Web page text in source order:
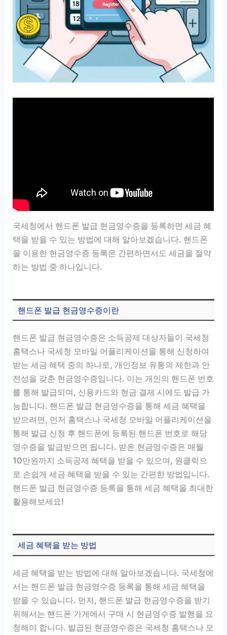
국세청에서 핸드폰 발급 현금영수증을 등록하면 세금 혜
택을 받을 수 있는 방법에 대해 알아보겠습니다. 핸드폰
을 이용한 현금영수증 등록은 간편하면서도 세금을 절약
하는 방법 중 하나입니다.
핸드폰 발급 현금영수증이란
핸드폰 발급 현금영수증은 소득공제 대상자들이 국세청
홈택스나 국세청 모바일 어플리케이션을 통해 신청하여
받는 세금 혜택 중의 하나로, 개인정보 유통의 제한과 안
전성을 갖춘 현금영수증입니다. 이는 개인의 핸드폰 번호
를 통해 발급되며, 신용카드와 현금 결제 시에도 발급 가
능합니다. 핸드폰 발급 현금영수증을 통해 세금 혜택을
받으려면, 먼저 홈택스나 국세청 모바일 어플리케이션을
통해 발급 신청 후 핸드폰에 등록된 핸드폰 번호로 해당
영수증을 발급받으면 됩니다. 받은 현금영수증은 매월
10만원까지 소득공제 혜택을 받을 수 있으며, 원클릭으
로 손쉽게 세금 혜택을 받을 수 있는 간편한 방법입니다.
핸드폰 발급 현금영수증 등록을 통해 세금 혜택을 최대한
활용해보세요!
세금 혜택을 받는 방법
세금 혜택을 받는 방법에 대해 알아보겠습니다. 국세청에
서는 핸드폰 발급 현금영수증 등록을 통해 세금 혜택을
받을 수 있습니다. 먼저, 핸드폰 발급 현금영수증을 받기
위해서는 핸드폰 가게에서 구매 시 현금영수증 발행을 요
청해야 합니다. 발급된 현금영수증은 국세청 홈택스나 모